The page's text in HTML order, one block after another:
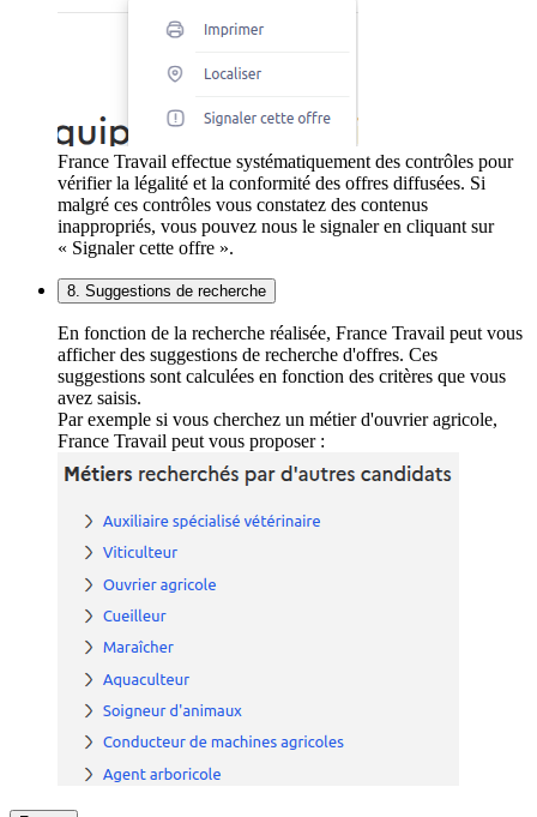
France Travail effectue systématiquement des contrôles pour
vérifier la légalité et la conformité des offres diffusées. Si
malgré ces contrôles vous constatez des contenus
inappropriés, vous pouvez nous le signaler en cliquant sur
« Signaler cette offre ».
8. Suggestions de recherche
En fonction de la recherche réalisée, France Travail peut vous
afficher des suggestions de recherche d'offres. Ces
suggestions sont calculées en fonction des critères que vous
avez saisis.
Par exemple si vous cherchez un métier d'ouvrier agricole,
France Travail peut vous proposer :